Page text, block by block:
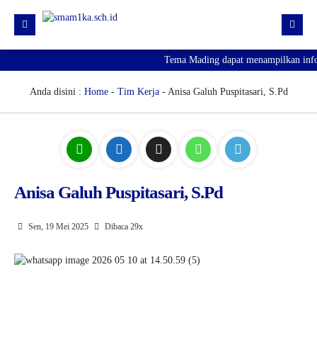
PROFIL
KURIKULUM
KESISWAAN
PJJ
PENGUMUMAN KELULUSAN
Tema Mading dapat menampilkan
Anda disini : Home- Tim Kerja- Anisa Galuh Puspitasari, S.Pd
Anisa Galuh Puspitasari, S.Pd
Sen, 19 Mei 2025 Dibaca 29x